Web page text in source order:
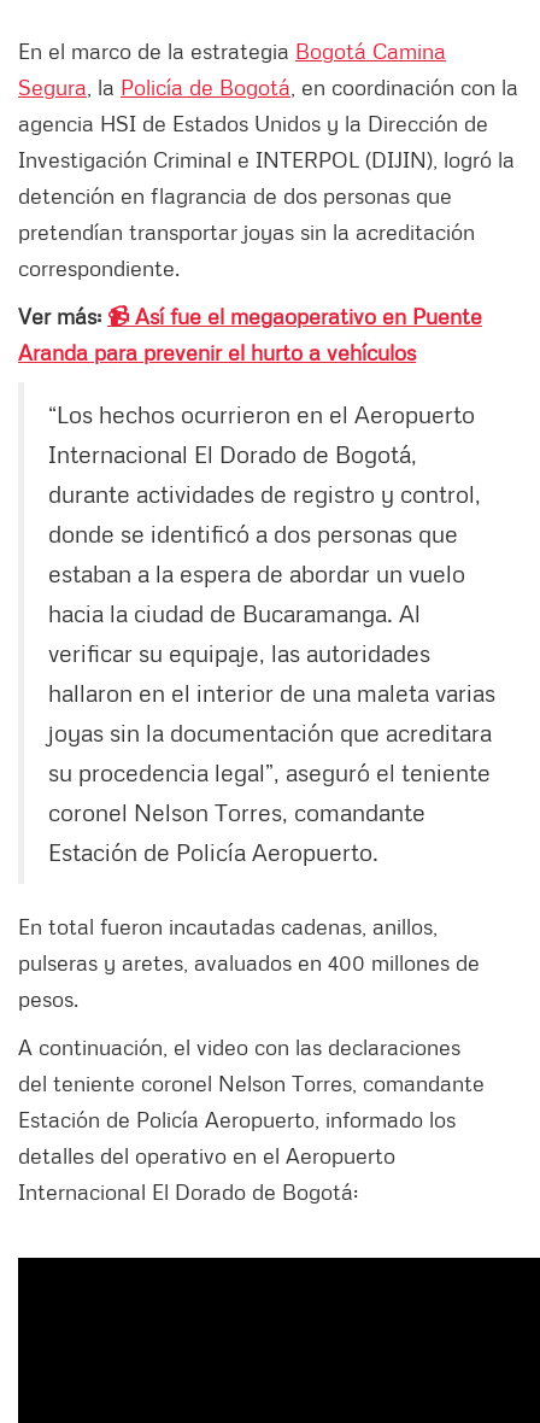
En el marco de la estrategia Bogotá Camina
Segura , la Policía de Bogotá , en coordinación con la
agencia HSI de Estados Unidos y la Dirección de
Investigación Criminal e INTERPOL (DIJIN), logró la
detención en flagrancia de dos personas que
pretendían transportar joyas sin la acreditación
correspondiente.
Ver más: 📹 Así fue el megaoperativo en Puente
Aranda para prevenir el hurto a vehículos
“Los hechos ocurrieron en el Aeropuerto
Internacional El Dorado de Bogotá,
durante actividades de registro y control,
donde se identificó a dos personas que
estaban a la espera de abordar un vuelo
hacia la ciudad de Bucaramanga. Al
verificar su equipaje, las autoridades
hallaron en el interior de una maleta varias
joyas sin la documentación que acreditara
su procedencia legal”, aseguró el teniente
coronel Nelson Torres, comandante
Estación de Policía Aeropuerto.
En total fueron incautadas cadenas, anillos,
pulseras y aretes, avaluados en 400 millones de
pesos.
A continuación, el video con las declaraciones
del teniente coronel Nelson Torres, comandante
Estación de Policía Aeropuerto, informado los
detalles del operativo en el Aeropuerto
Internacional El Dorado de Bogotá: